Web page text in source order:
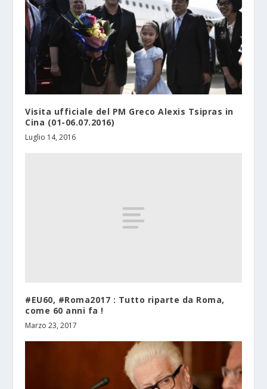
Visita ufficiale del PM Greco Alexis Tsipras in
Cina (01-06.07.2016)
Luglio 14, 2016
#EU60, #Roma2017 : Tutto riparte da Roma,
come 60 anni fa !
Marzo 23, 2017